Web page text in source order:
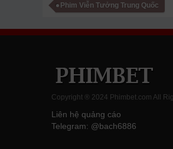
Phim Viễn Tưởng Trung Quốc
Copyright ® 2024 Phimbet.com All
Liên hệ quảng cáo
Telegram: @bach6886